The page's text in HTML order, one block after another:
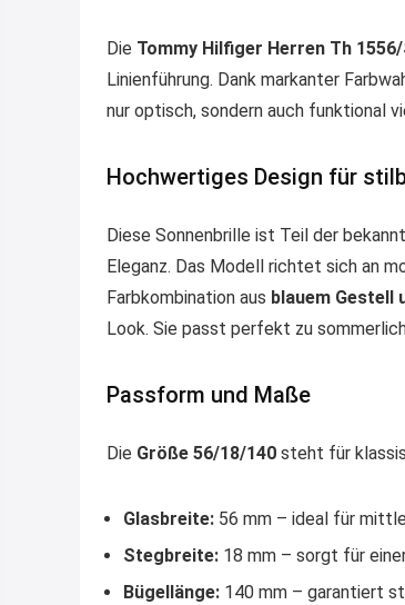
Die Tommy Hilfiger Herren Th
Linienführung. Dank markanter
nur optisch, sondern auch funktional
Hochwertiges Design für
Diese Sonnenbrille ist Teil der
Eleganz. Das Modell richtet sich an
Farbkombination aus blauem Gestell
Look. Sie passt perfekt zu
Passform und Maße
Die Größe 56/18/140 steht für
Glasbreite: 56 mm – ideal für
Stegbreite: 18 mm – sorgt für
Bügellänge: 140 mm – garantiert